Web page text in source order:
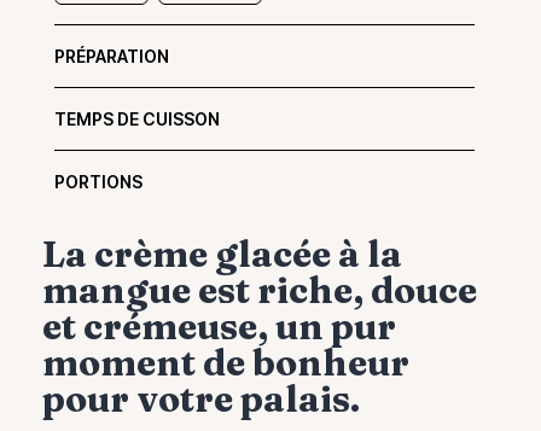
PRÉPARATION
TEMPS DE CUISSON
PORTIONS
La crème glacée à la
mangue est riche, douce
et crémeuse, un pur
moment de bonheur
pour votre palais.